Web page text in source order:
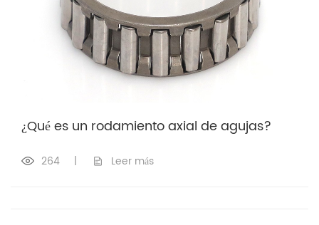
¿Qué es un rodamiento axial de agujas?
264 | Leer más